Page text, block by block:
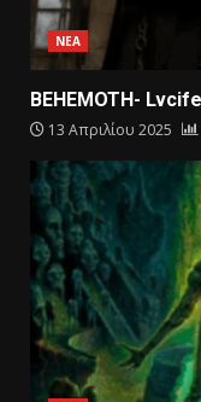
ΝΕΑ
BEHEMOTH-
13 Απριλίου 2025